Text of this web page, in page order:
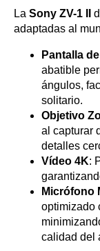
La Sony ZV-1 II
adaptadas al
Pantalla
abatible
ángulos,
solitario.
Objetivo
al capturar
detalles
Vídeo 4K:
Micrófono
optimizado
calidad del